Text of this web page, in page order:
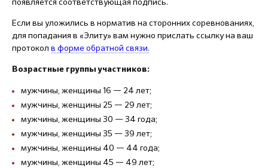
Если вы уложились в норматив на сторонних соревнованиях,
для попадания в «Элиту» вам нужно прислать ссылку на ваш
протокол в форме обратной связи.
Возрастные группы участников:
мужчины, женщины 16 — 24 лет;
мужчины, женщины 25 — 29 лет;
мужчины, женщины 30 — 34 года;
мужчины, женщины 35 — 39 лет;
мужчины, женщины 40 — 44 года;
мужчины, женщины 45 — 49 лет;